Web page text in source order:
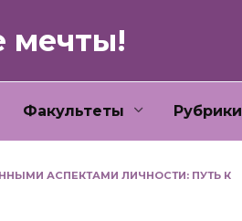
мечты!
Факультеты Рубрики
АСПЕКТАМИ ЛИЧНОСТИ: ПУТЬ К